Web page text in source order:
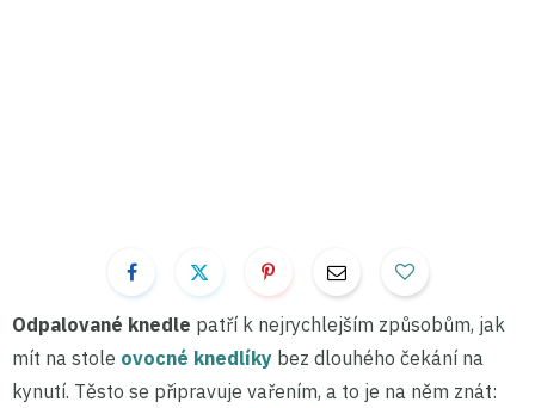
Odpalované knedle patří k nejrychlejším způsobům, jak
mít na stole ovocné knedlíky bez dlouhého čekání na
kynutí. Těsto se připravuje vařením, a to je na něm znát: